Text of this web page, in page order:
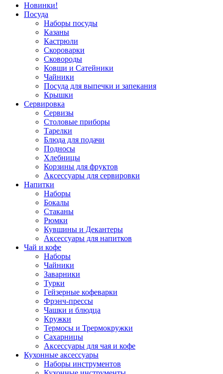
Новинки!
Посуда
Наборы посуды
Казаны
Кастрюли
Скороварки
Сковороды
Ковши и Сатейники
Чайники
Посуда для выпечки и запекания
Крышки
Сервировка
Сервизы
Столовые приборы
Тарелки
Блюда для подачи
Подносы
Хлебницы
Корзины для фруктов
Аксессуары для сервировки
Напитки
Наборы
Бокалы
Стаканы
Рюмки
Кувшины и Декантеры
Аксессуары для напитков
Чай и кофе
Наборы
Чайники
Заварники
Турки
Гейзерные кофеварки
Фрэнч-прессы
Чашки и блюдца
Кружки
Термосы и Трермокружки
Сахарницы
Аксессуары для чая и кофе
Кухонные аксессуары
Наборы инструментов